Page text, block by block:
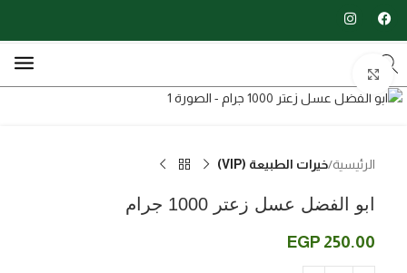
الرئيسية خيرات الطبيعة (VIP)
ابو الفضل عسل زعتر 1000 جرام
EGP 250.00